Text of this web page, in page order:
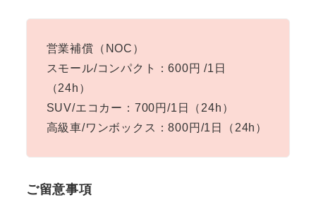
営業補償（NOC）
スモール/コンパクト：600円 /1日
（24h）
SUV/エコカー：700円/1日（24h）
高級車/ワンボックス：800円/1日（24h）
ご留意事項